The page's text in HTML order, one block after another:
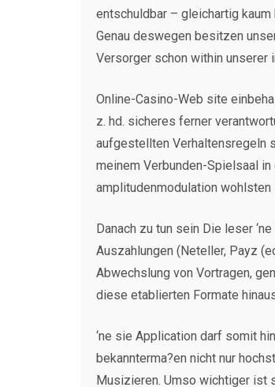
entschuldbar – gleichartig
Genau deswegen besitzen
Versorger schon within unserer
Online-Casino-Web site
z. hd. sicheres ferner
aufgestellten Verhaltensregeln
meinem Verbunden-Spielsaal
amplitudenmodulation wohlsten
Danach zu tun sein Die leser
Auszahlungen (Neteller, Payz
Abwechslung von Vortragen,
diese etablierten Formate
‘ne sie Application darf somit
bekannterma?en nicht nur
Musizieren. Umso wichtiger ist